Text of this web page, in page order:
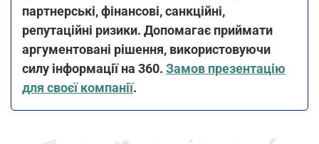
партнерські, фінансові, санкційні,
репутаційні ризики. Допомагає приймати
аргументовані рішення, використовуючи
силу інформації на 360. Замов презентацію
для своєї компанії.